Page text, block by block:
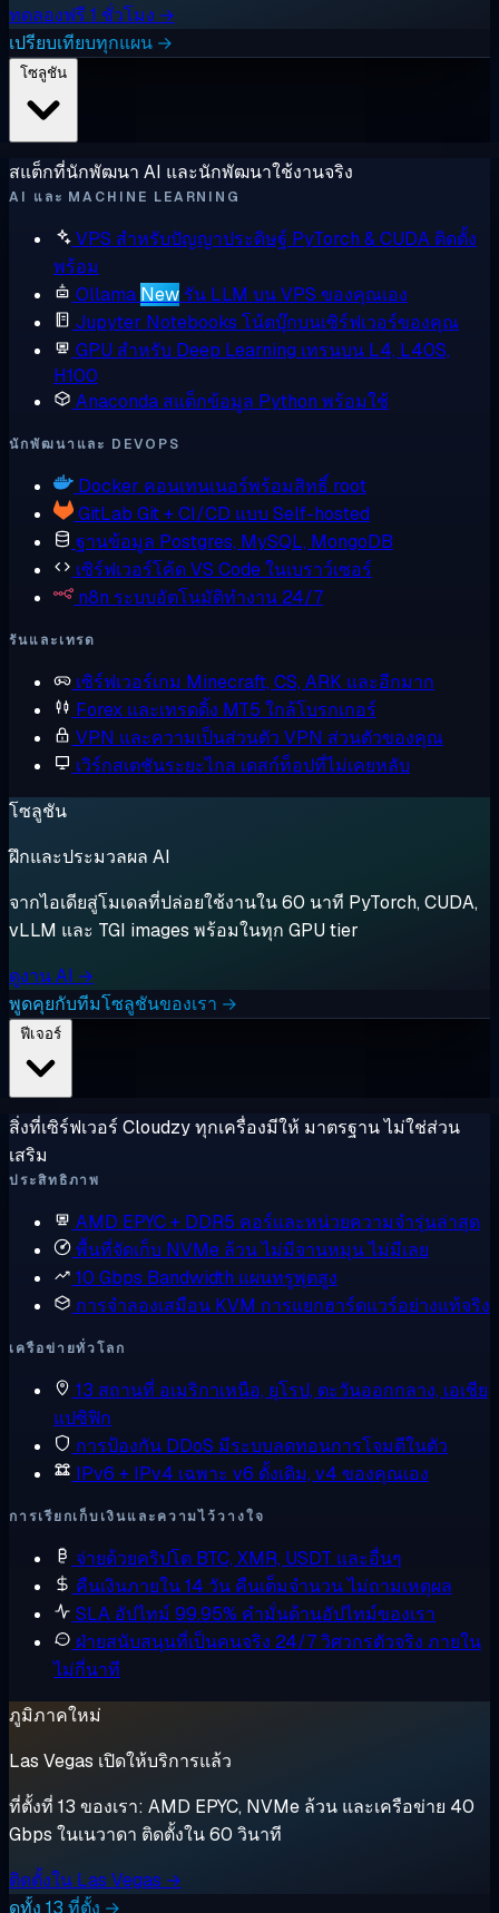
ทดลองฟรี 1 ชั่วโมง →
เปรียบเทียบทุกแผน →
สแต็กที่นักพัฒนา AI และนักพัฒนาใช้งานจริง
AI และ MACHINE LEARNING
VPS สำหรับปัญญาประดิษฐ์ PyTorch & CUDA ติดตั้ง
พร้อม
Ollama New รัน LLM บน VPS ของคุณเอง
Jupyter Notebooks โน้ตบุ๊กบนเซิร์ฟเวอร์ของคุณ
GPU สำหรับ Deep Learning เทรนบน L4, L40S,
H100
Anaconda สแต็กข้อมูล Python พร้อมใช้
นักพัฒนาและ DEVOPS
Docker คอนเทนเนอร์พร้อมสิทธิ์ root
GitLab Git + CI/CD แบบ Self-hosted
ฐานข้อมูล Postgres, MySQL, MongoDB
เซิร์ฟเวอร์โค้ดVS Code ในเบราว์เซอร์
n8n ระบบอัตโนมัติทำงาน 24/7
รันและเทรด
เซิร์ฟเวอร์เกม Minecraft, CS, ARK และอีกมาก
Forex และเทรดดิ้ง MT5 ใกล้โบรกเกอร์
VPN และความเป็นส่วนตัว VPN ส่วนตัวของคุณ
เวิร์กสเตชันระยะไกล เดสก์ท็อปที่ไม่เคยหลับ
โซลูชัน
ฝึกและประมวลผล AI
จากไอเดียสู่โมเดลที่ปล่อยใช้งานใน 60 นาที PyTorch, CUDA,
vLLM และ TGI images พร้อมในทุก GPU tier
ดูงาน AI →
พูดคุยกับทีมโซลูชันของเรา →
สิ่งที่เซิร์ฟเวอร์ Cloudzy ทุกเครื่องมีให้ มาตรฐาน ไม่ใช่ส่วน
เสริม
ประสิทธิภาพ
AMD EPYC + DDR5 คอร์และหน่วยความจำรุ่นล่าสุด
พื้นที่จัดเก็บ NVMe ล้วนไม่มีจานหมุน ไม่มีเลย
10 Gbps Bandwidth แผนทรูพุตสูง
การจำลองเสมือน KVM การแยกฮาร์ดแวร์อย่างแท้จริง
เครือข่ายทั่วโลก
13 สถานที่ อเมริกาเหนือ, ยุโรป, ตะวันออกกลาง, เอเชีย
แปซิฟิก
การป้องกัน DDoS มีระบบลดทอนการโจมตีในตัว
IPv6 + IPv4 เฉพาะ v6 ดั้งเดิม, v4 ของคุณเอง
การเรียกเก็บเงินและความไว้วางใจ
จ่ายด้วยคริปโต BTC, XMR, USDT และอื่นๆ
คืนเงินภายใน 14 วัน คืนเต็มจำนวน ไม่ถามเหตุผล
SLA อัปไทม์ 99.95% คำมั่นด้านอัปไทม์ของเรา
ฝ่ายสนับสนุนที่เป็นคนจริง 24/7วิศวกรตัวจริง ภายใน
ไม่กี่นาที
ภูมิภาคใหม่
Las Vegas เปิดให้บริการแล้ว
ที่ตั้งที่ 13 ของเรา: AMD EPYC, NVMe ล้วน และเครือข่าย 40
Gbps ในเนวาดา ติดตั้งใน 60 วินาที
ติดตั้งใน Las Vegas →
ดูทั้ง 13 ที่ตั้ง →